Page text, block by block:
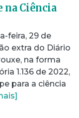
na Ciência
feira, 29 de
extra do Diário
na forma
1.136 de 2022,
para a ciência